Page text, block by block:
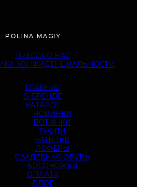
POLINA MAGIY
ПРЕССА О НАС
КОНФИДЕНЦИАЛЬНОСТИ
ГЛАВНАЯ
О БРЕНДЕ
КАТАЛОГ
НОВИНКИ
БОТИНКИ
ТУФЛИ
БАЛЕТКИ
ЛОФЕРЫ
СВАДЕБНАЯ ОБУВЬ
БОСОНОЖКИ
ОПЛАТА
БЛОГ